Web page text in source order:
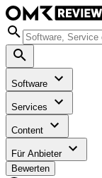
Software
Services
Content
Für Anbieter
Bewerten